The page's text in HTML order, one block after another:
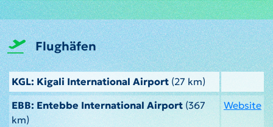
Flughäfen
KGL: Kigali International Airport (27 km)
EBB: Entebbe International Airport(367
km)
Website